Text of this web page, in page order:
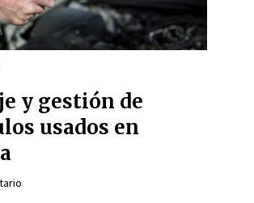
y gestión de
usados en